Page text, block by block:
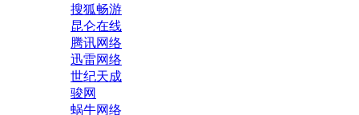
搜狐畅游
昆仑在线
腾讯网络
迅雷网络
世纪天成
骏网
蜗牛网络